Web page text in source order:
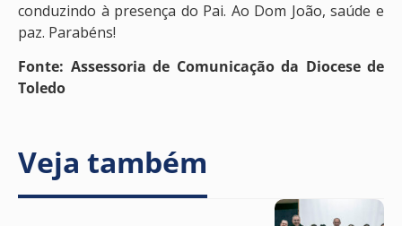
conduzindo à presença do Pai. Ao Dom João, saúde e
paz. Parabéns!
Fonte: Assessoria de Comunicação da Diocese de
Toledo
Veja também